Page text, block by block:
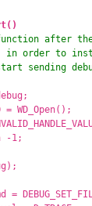
after
to
debug